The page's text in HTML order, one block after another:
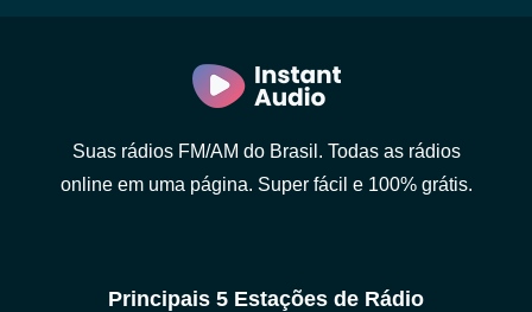
Suas rádios FM/AM do Brasil. Todas as rádios
online em uma página. Super fácil e 100% grátis.
Principais 5 Estações de Rádio